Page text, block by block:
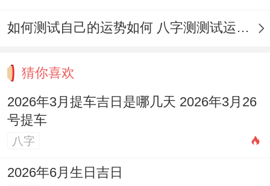
如何测试自己的运势如何 八字测测试运运程
猜你喜欢
2026年3月提车吉日是哪几天 2026年3月26
号提车
八字
2026年6月生日吉日